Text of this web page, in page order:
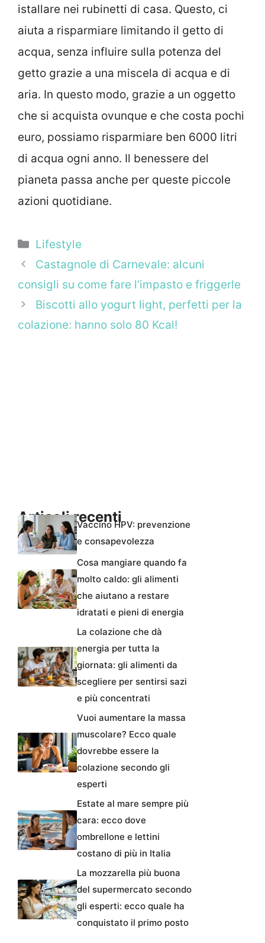
istallare nei rubinetti di casa. Questo, ci
aiuta a risparmiare limitando il getto di
acqua, senza influire sulla potenza del
getto grazie a una miscela di acqua e di
aria. In questo modo, grazie a un oggetto
che si acquista ovunque e che costa pochi
euro, possiamo risparmiare ben 6000 litri
di acqua ogni anno. Il benessere del
pianeta passa anche per queste piccole
azioni quotidiane.
Categorie
Lifestyle
Castagnole di Carnevale: alcuni
consigli su come fare l’impasto e friggerle
Biscotti allo yogurt light, perfetti per la
colazione: hanno solo 80 Kcal!
Articoli recentiVaccino HPV: prevenzione
e consapevolezza
Cosa mangiare quando fa
molto caldo: gli alimenti
che aiutano a restare
idratati e pieni di energia
La colazione che dà
energia per tutta la
giornata: gli alimenti da
scegliere per sentirsi sazi
e più concentrati
Vuoi aumentare la massa
muscolare? Ecco quale
dovrebbe essere la
colazione secondo gli
esperti
Estate al mare sempre più
cara: ecco dove
ombrellone e lettini
costano di più in Italia
La mozzarella più buona
del supermercato secondo
gli esperti: ecco quale ha
conquistato il primo posto